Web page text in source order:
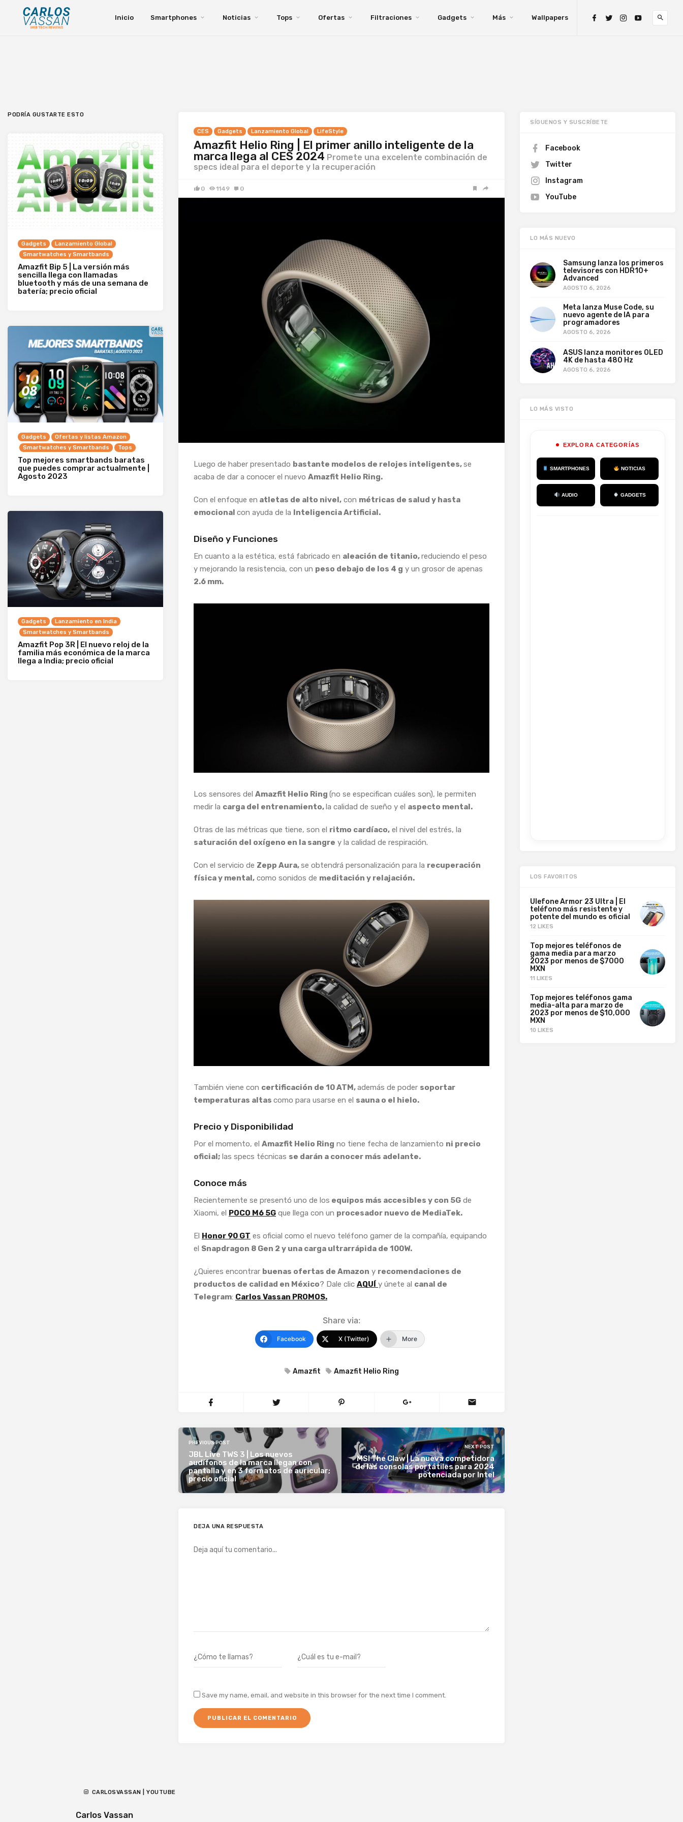
Inicio Smartphones Noticias Tops Ofertas Filtraciones Gadgets Más Wallpapers
CES Gadgets Lanzamiento Global LifeStyle
Amazfit Helio Ring | El primer anillo inteligente de la
marca llega al CES 2024 Promete una excelente combinación de
specs ideal para el deporte y la recuperación
0 1149 0
Luego de haber presentado bastante modelos de relojes inteligentes,se
acaba de dar a conocer el nuevo Amazfit Helio Ring.
Con el enfoque en atletas de alto nivel, con métricas de salud y hasta
emocional con ayuda de la Inteligencia Artificial.
Diseño y Funciones
En cuanto a la estética, está fabricado en aleación de titanio,reduciendo el peso
y mejorando la resistencia, con un peso debajo de los 4 g y un grosor de apenas
2.6 mm.
Los sensores del Amazfit Helio Ring (no se especifican cuáles son), le permiten
medir la carga del entrenamiento,la calidad de sueño y el aspecto mental.
Otras de las métricas que tiene, son el ritmo cardíaco, el nivel del estrés, la
saturación del oxígeno en la sangre y la calidad de respiración.
Con el servicio de Zepp Aura,se obtendrá personalización para la recuperación
física y mental, como sonidos de meditación y relajación.
También viene con certificación de 10 ATM,además de poder soportar
temperaturas altas como para usarse en el sauna o el hielo.
Precio y Disponibilidad
Por el momento, el Amazfit Helio Ring no tiene fecha de lanzamiento ni precio
oficial; las specs técnicas se darán a conocer más adelante.
Conoce más
Recientemente se presentó uno de los equipos más accesibles y con 5G de
Xiaomi, el POCO M6 5G que llega con un procesador nuevo de MediaTek.
El Honor 90 GT es oficial como el nuevo teléfono gamer de la compañía, equipando
el Snapdragon 8 Gen 2 y una carga ultrarrápida de 100W.
¿Quieres encontrar buenas ofertas de Amazon y recomendaciones de
productos de calidad en México? Dale clic AQUÍ y únete al canal de
Telegram: Carlos Vassan PROMOS.
Share via:
Facebook X (Twitter) More
Amazfit Amazfit Helio Ring
PREVIOUS POST
JBL Live TWS 3 | Los nuevos
audífonos de la marca llegan con
pantalla y en 3 formatos de auricular;
precio oficial
NEXT POST
MSI The Claw | La nueva competidora
de las consolas portátiles para 2024
potenciada por Intel
DEJA UNA RESPUESTA
Save my name, email, and website in this browser for the next time I comment.
PODRÍA GUSTARTE ESTO
Gadgets
Lanzamiento Global
Smartwatches y Smartbands
Amazfit Bip 5 | La versión más
sencilla llega con llamadas
bluetooth y más de una semana de
batería; precio oficial
Gadgets
Ofertas y listas Amazon
Smartwatches y Smartbands
Tops
Top mejores smartbands baratas
que puedes comprar actualmente |
Agosto 2023
Gadgets
Lanzamiento en India
Smartwatches y Smartbands
Amazfit Pop 3R | El nuevo reloj de la
familia más económica de la marca
llega a India; precio oficial
SÍGUENOS Y SUSCRÍBETE
Facebook
Twitter
Instagram
YouTube
LO MÁS NUEVO
Samsung lanza los primeros
televisores con HDR10+
Advanced
AGOSTO 6, 2026
Meta lanza Muse Code, su
nuevo agente de IA para
programadores
AGOSTO 6, 2026
ASUS lanza monitores OLED
4K de hasta 480 Hz
AGOSTO 6, 2026
LO MÁS VISTO
EXPLORA CATEGORÍAS
SMARTPHONES NOTICIAS
AUDIO GADGETS
LOS FAVORITOS
Ulefone Armor 23 Ultra | El
teléfono más resistente y
potente del mundo es oficial
12 LIKES
Top mejores teléfonos de
gama media para marzo
2023 por menos de $7000
MXN
11 LIKES
Top mejores teléfonos gama
media-alta para marzo de
2023 por menos de $10,000
MXN
10 LIKES
CARLOSVASSAN | YOUTUBE
Carlos Vassan